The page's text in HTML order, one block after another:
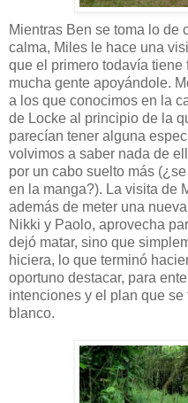
Mientras Ben se toma lo de
calma, Miles le hace una
que el primero todavía tiene
mucha gente apoyándole.
a los que conocimos en la
de Locke al principio de la
parecían tener alguna
volvimos a saber nada de
por un cabo suelto más
en la manga?). La visita de
además de meter una
Nikki y Paolo, aprovecha
dejó matar, sino que
hiciera, lo que terminó
oportuno destacar, para
intenciones y el plan que
blanco.